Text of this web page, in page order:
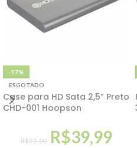
-27%
ESGOTADO
Case para HD Sata 2,5” Preto
CHD-001 Hoopson
R$55,00 R$39,99